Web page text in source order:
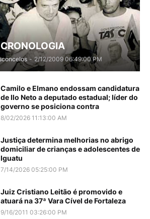
- 2/12/2009 06:49:00 PM
Camilo e Elmano endossam candidatura
de Ilo Neto a deputado estadual; líder do
governo se posiciona contra
8/02/2026 11:13:00 AM
Justiça determina melhorias no abrigo
domiciliar de crianças e adolescentes de
Iguatu
7/14/2026 05:25:00 PM
Juiz Cristiano Leitão é promovido e
atuará na 37ª Vara Cível de Fortaleza
9/16/2011 03:26:00 PM